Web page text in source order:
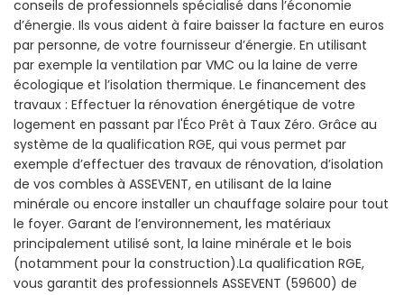
conseils de professionnels spécialisé dans l’économie
d’énergie. Ils vous aident à faire baisser la facture en euros
par personne, de votre fournisseur d’énergie. En utilisant
par exemple la ventilation par VMC ou la laine de verre
écologique et l’isolation thermique. Le financement des
travaux : Effectuer la rénovation énergétique de votre
logement en passant par l'Éco Prêt à Taux Zéro. Grâce au
système de la qualification RGE, qui vous permet par
exemple d’effectuer des travaux de rénovation, d’isolation
de vos combles à ASSEVENT, en utilisant de la laine
minérale ou encore installer un chauffage solaire pour tout
le foyer. Garant de l’environnement, les matériaux
principalement utilisé sont, la laine minérale et le bois
(notamment pour la construction).La qualification RGE,
vous garantit des professionnels ASSEVENT (59600) de